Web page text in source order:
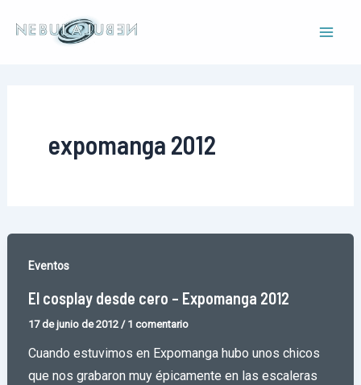
expomanga 2012
Eventos
El cosplay desde cero – Expomanga 2012
17 de junio de 2012 / 1 comentario
Cuando estuvimos en Expomanga hubo unos chicos
que nos grabaron muy épicamente en las escaleras